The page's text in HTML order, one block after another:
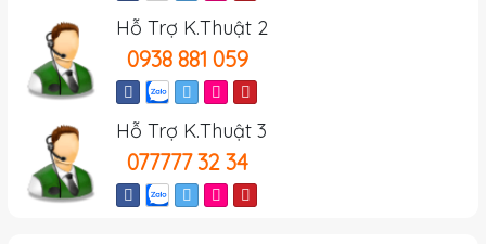
Hỗ Trợ K.Thuật 2
0938 881 059
Hỗ Trợ K.Thuật 3
077777 32 34